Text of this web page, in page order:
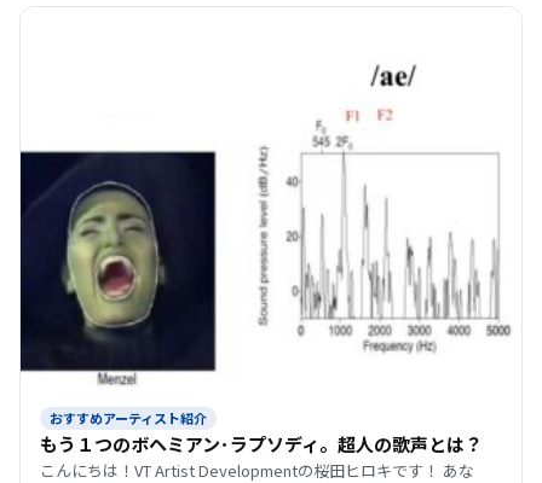
おすすめアーティスト紹介
もう１つのボヘミアン･ラプソディ。超人の歌声とは？
こんにちは！VT Artist Developmentの桜田ヒロキです！ あな